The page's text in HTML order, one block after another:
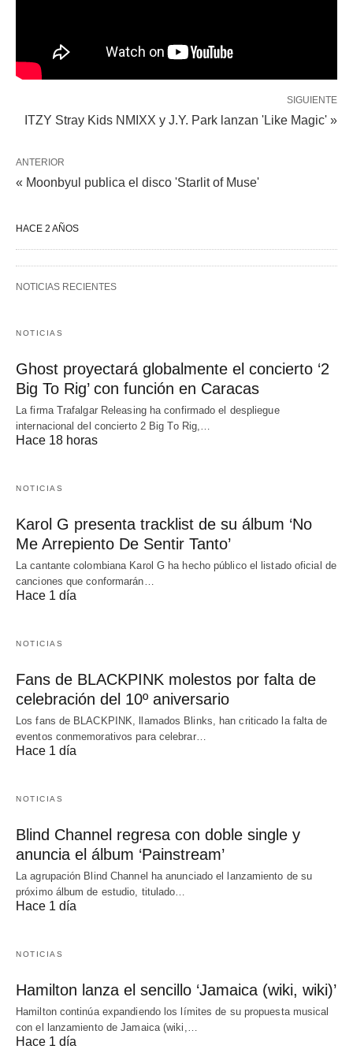
SIGUIENTE
ITZY Stray Kids NMIXX y J.Y. Park lanzan 'Like Magic' »
ANTERIOR
« Moonbyul publica el disco 'Starlit of Muse'
HACE 2 AÑOS
NOTICIAS RECIENTES
NOTICIAS
Ghost proyectará globalmente el concierto ‘2
Big To Rig’ con función en Caracas
La firma Trafalgar Releasing ha confirmado el despliegue
internacional del concierto 2 Big To Rig,…
Hace 18 horas
NOTICIAS
Karol G presenta tracklist de su álbum ‘No
Me Arrepiento De Sentir Tanto’
La cantante colombiana Karol G ha hecho público el listado oficial de
canciones que conformarán…
Hace 1 día
NOTICIAS
Fans de BLACKPINK molestos por falta de
celebración del 10º aniversario
Los fans de BLACKPINK, llamados Blinks, han criticado la falta de
eventos conmemorativos para celebrar…
Hace 1 día
NOTICIAS
Blind Channel regresa con doble single y
anuncia el álbum ‘Painstream’
La agrupación Blind Channel ha anunciado el lanzamiento de su
próximo álbum de estudio, titulado…
Hace 1 día
NOTICIAS
Hamilton lanza el sencillo ‘Jamaica (wiki, wiki)’
Hamilton continúa expandiendo los límites de su propuesta musical
con el lanzamiento de Jamaica (wiki,…
Hace 1 día